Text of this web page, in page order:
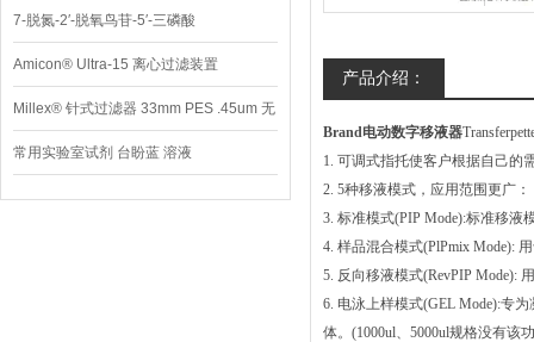
7-脱氮-2′-脱氧鸟苷-5′-三磷酸
Amicon® Ultra-15 离心过滤装置
Millex® 针式过滤器 33mm PES .45um 无
菌
常用实验室试剂 台盼蓝 溶液
产品介绍：
Brand电动数字移液器
1. 可调式指托使客户根据自己的
2. 5种移液模式，应用范围更广：
3. 标准模式(PIP Mode):标准移液
4. 样品混合模式(PlPmix Mode):
5. 反向移液模式(RevPIP Mode):
6. 电泳上样模式(GEL Mode):专
体。(1000ul、5000ul规格没有该